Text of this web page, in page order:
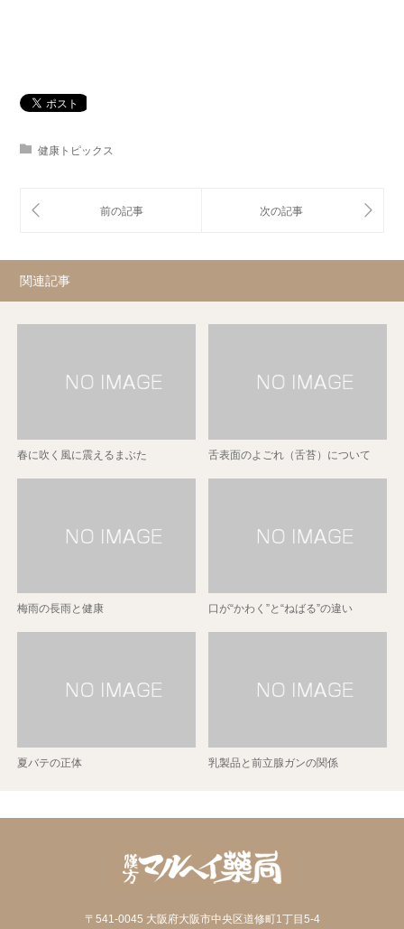
健康トピックス
関連記事
春に吹く風に震えるまぶた 舌表面のよごれ（舌苔）について
梅雨の長雨と健康 口が“かわく”と“ねばる”の違い
夏バテの正体 乳製品と前立腺ガンの関係
〒541-0045 大阪府大阪市中央区道修町1丁目5-4